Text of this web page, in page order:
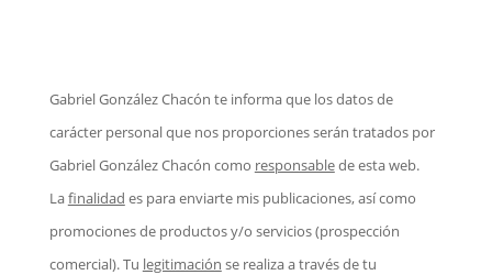
Gabriel González Chacón te informa que los datos de
carácter personal que nos proporciones serán tratados por
Gabriel González Chacón como responsablede esta web.
Lafinalidad es para enviarte mis publicaciones, así como
promociones de productos y/o servicios (prospección
comercial). Tu legitimación se realiza a través de tu